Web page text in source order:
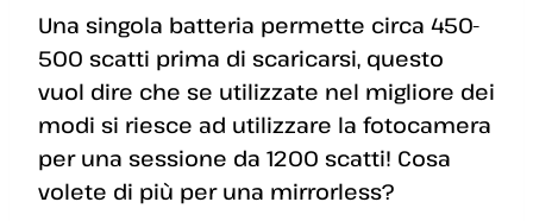
Una singola batteria permette circa 450-
500 scatti prima di scaricarsi, questo
vuol dire che se utilizzate nel migliore dei
modi si riesce ad utilizzare la fotocamera
per una sessione da 1200 scatti! Cosa
volete di più per una mirrorless?